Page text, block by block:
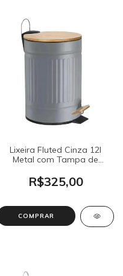
Lixeira Fluted Cinza 12l
Metal com Tampa de
R$325,00